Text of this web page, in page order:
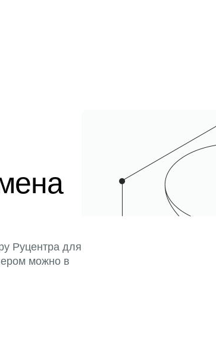
Руцентра для
можно в